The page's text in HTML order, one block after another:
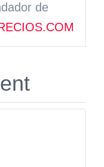
de